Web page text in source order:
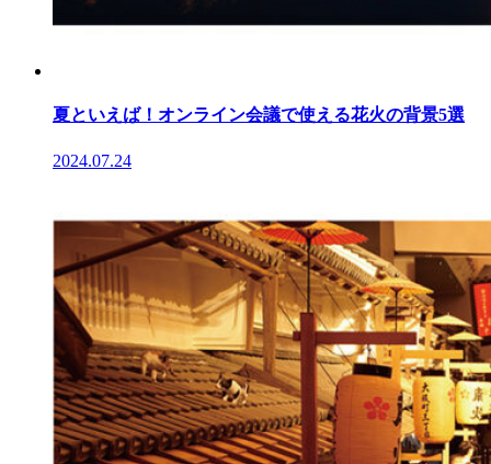
夏といえば！オンライン会議で使える花火の背景5選
2024.07.24